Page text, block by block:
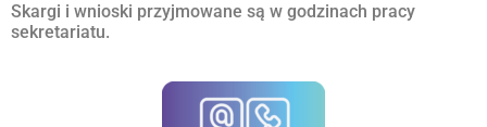
Skargi i wnioski przyjmowane są w godzinach pracy
sekretariatu.